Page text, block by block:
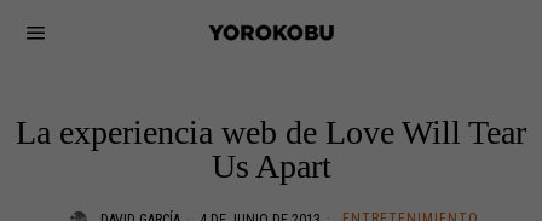
La experiencia web de Love Will Tear
Us Apart